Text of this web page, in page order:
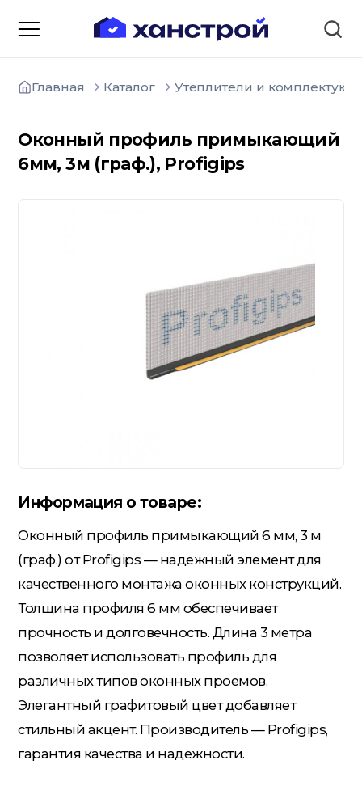
Зарядные станции для
электромобилей
Блоки; цемент; кирпич
Декоративные штукатурки
(готовые)
строительного мусора
Краски; Грунтовки; Пропитки
Крепеж; Метизы
О компании
Главная Каталог Утеплители и
Оконный профиль примыкающий
6мм, 3м (граф.), Profigips
Информация о товаре:
Оконный профиль примыкающий 6 мм, 3 м
(граф.) от Profigips — надежный элемент для
качественного монтажа оконных конструкций.
Толщина профиля 6 мм обеспечивает
прочность и долговечность. Длина 3 метра
позволяет использовать профиль для
различных типов оконных проемов.
Элегантный графитовый цвет добавляет
стильный акцент. Производитель — Profigips,
гарантия качества и надежности.